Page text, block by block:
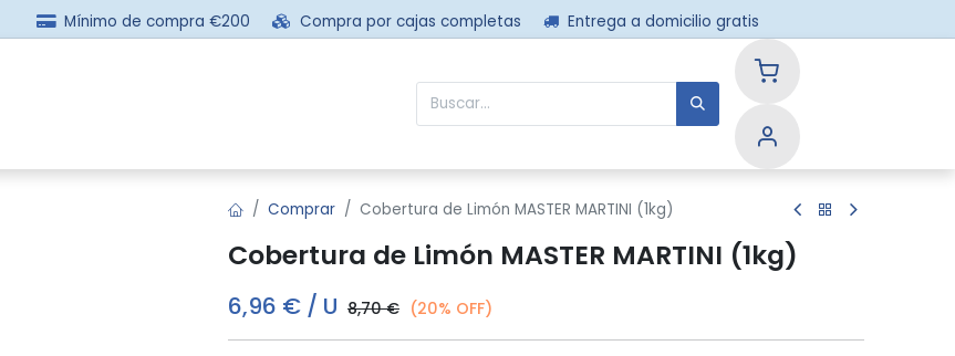
Mínimo de compra €200 Compra por cajas completas Entrega a domicilio gratis
Contáctanos
Comprar Cobertura de Limón MASTER MARTINI (1kg)
Cobertura de Limón MASTER MARTINI (1kg)
6,96 € / U 8,70€ (20% OFF)